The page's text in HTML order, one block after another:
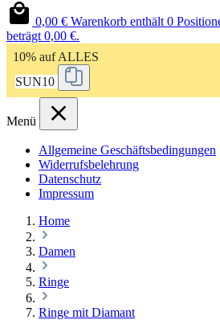
0,00 € Warenkorb enthält 0
beträgt 0,00 €.
10% auf ALLES
SUN10
Menü
Allgemeine Geschäftsbedingungen
Widerrufsbelehrung
Datenschutz
Impressum
Home
Damen
Ringe
Ringe mit Diamant